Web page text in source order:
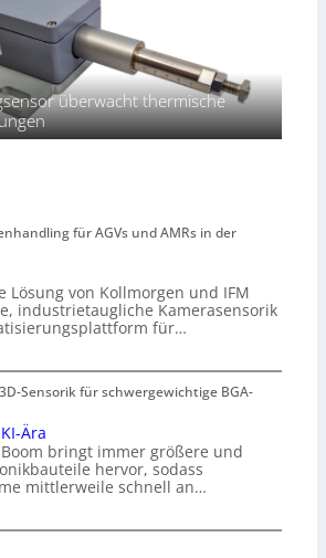
überwacht thermische
für AGVs und AMRs in der
Lösung von Kollmorgen und IFM
industrietaugliche Kamerasensorik
für…
Sensorik für schwergewichtige BGA-
Ära
bringt immer größere und
hervor, sodass
mittlerweile schnell an…